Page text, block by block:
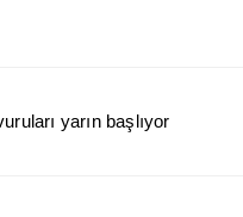
yarın başlıyor